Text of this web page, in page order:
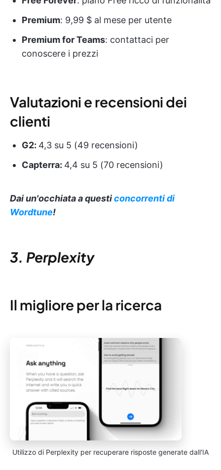
Premium: 9,99 $ al mese per utente
Premium for Teams: contattaci per
conoscere i prezzi
Valutazioni e recensioni dei
clienti
G2: 4,3 su 5 (49 recensioni)
Capterra: 4,4 su 5 (70 recensioni)
Dai un'occhiata a questiconcorrenti di
Wordtune!
3. Perplexity
Il migliore per la ricerca
Utilizzo di Perplexity per recuperare risposte generate dall'IA